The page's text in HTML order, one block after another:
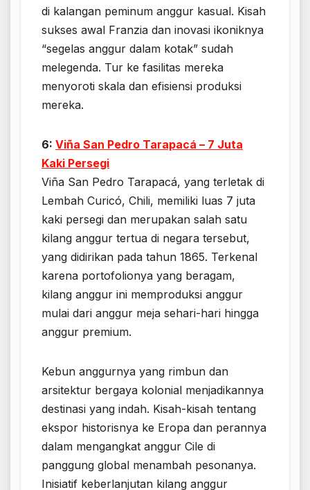
di kalangan peminum anggur kasual. Kisah
sukses awal Franzia dan inovasi ikoniknya
“segelas anggur dalam kotak” sudah
melegenda. Tur ke fasilitas mereka
menyoroti skala dan efisiensi produksi
mereka.
6: Viña San Pedro Tarapacá – 7 Juta
Kaki Persegi
Viña San Pedro Tarapacá, yang terletak di
Lembah Curicó, Chili, memiliki luas 7 juta
kaki persegi dan merupakan salah satu
kilang anggur tertua di negara tersebut,
yang didirikan pada tahun 1865. Terkenal
karena portofolionya yang beragam,
kilang anggur ini memproduksi anggur
mulai dari anggur meja sehari-hari hingga
anggur premium.
Kebun anggurnya yang rimbun dan
arsitektur bergaya kolonial menjadikannya
destinasi yang indah. Kisah-kisah tentang
ekspor historisnya ke Eropa dan perannya
dalam mengangkat anggur Cile di
panggung global menambah pesonanya.
Inisiatif keberlanjutan kilang anggur